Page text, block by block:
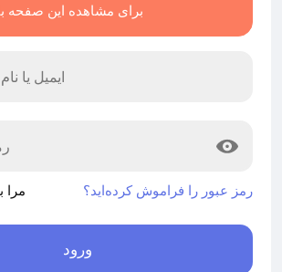
برای مشاهده این صفحه
مرا رمز عبور را فراموش کرده‌اید؟
ورود